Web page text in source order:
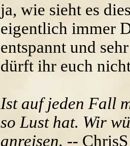
ja, wie sieht es
eigentlich immer
entspannt und
dürft ihr euch
Ist auf jeden Fall
so Lust hat. Wir
anreisen. -- ChrisS